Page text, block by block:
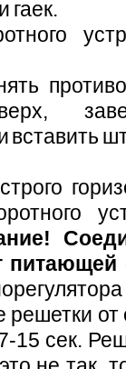
гаек.
от
15 сек.